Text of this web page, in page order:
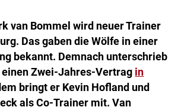
van Bommel wird neuer Trainer
Das gaben die Wölfe in einer
bekannt. Demnach unterschrieb
Zwei-Jahres-Vertrag in
bringt er Kevin Hofland und
als Co-Trainer mit. Van